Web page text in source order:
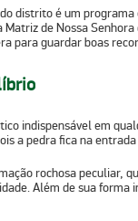
distrito é um
Matriz de Nossa Senhora
para guardar boas
indispensável em
a pedra fica na
rochosa peculiar,
Além de sua